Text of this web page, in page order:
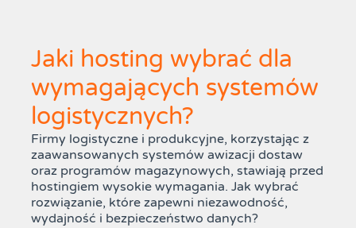
Jaki hosting wybrać dla
wymagających systemów
logistycznych?
Firmy logistyczne i produkcyjne, korzystając z
zaawansowanych systemów awizacji dostaw
oraz programów magazynowych, stawiają przed
hostingiem wysokie wymagania. Jak wybrać
rozwiązanie, które zapewni niezawodność,
wydajność i bezpieczeństwo danych?